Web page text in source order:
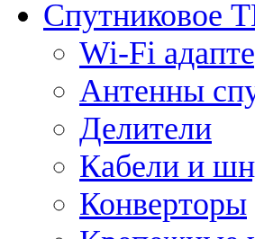
Спутниковое
Wi-Fi
Антенны
Делители
Кабели и
Конверторы